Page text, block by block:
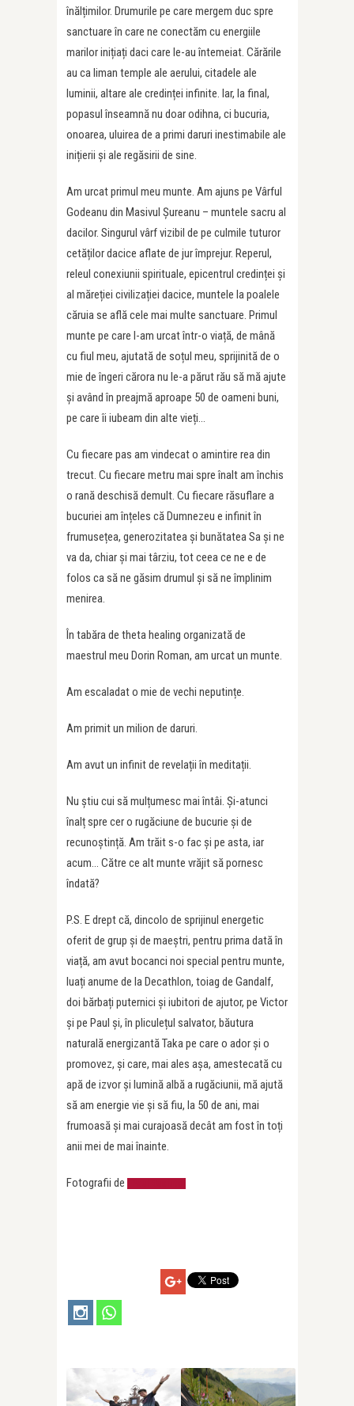
înălțimilor. Drumurile pe care mergem duc spre
sanctuare în care ne conectăm cu energiile
marilor inițiați daci care le-au întemeiat. Cărările
au ca liman temple ale aerului, citadele ale
luminii, altare ale credinței infinite. Iar, la final,
popasul înseamnă nu doar odihna, ci bucuria,
onoarea, uluirea de a primi daruri inestimabile ale
inițierii și ale regăsirii de sine.
Am urcat primul meu munte. Am ajuns pe Vârful
Godeanu din Masivul Șureanu – muntele sacru al
dacilor. Singurul vârf vizibil de pe culmile tuturor
cetăților dacice aflate de jur împrejur. Reperul,
releul conexiunii spirituale, epicentrul credinței și
al măreției civilizației dacice, muntele la poalele
căruia se află cele mai multe sanctuare. Primul
munte pe care l-am urcat într-o viață, de mână
cu fiul meu, ajutată de soțul meu, sprijinită de o
mie de îngeri cărora nu le-a părut rău să mă ajute
și având în preajmă aproape 50 de oameni buni,
pe care îi iubeam din alte vieți…
Cu fiecare pas am vindecat o amintire rea din
trecut. Cu fiecare metru mai spre înalt am închis
o rană deschisă demult. Cu fiecare răsuflare a
bucuriei am înțeles că Dumnezeu e infinit în
frumusețea, generozitatea și bunătatea Sa și ne
va da, chiar și mai târziu, tot ceea ce ne e de
folos ca să ne găsim drumul și să ne împlinim
menirea.
În tabăra de theta healing organizată de
maestrul meu Dorin Roman, am urcat un munte.
Am escaladat o mie de vechi neputințe.
Am primit un milion de daruri.
Am avut un infinit de revelații în meditații.
Nu știu cui să mulțumesc mai întâi. Și-atunci
înalț spre cer o rugăciune de bucurie și de
recunoștință. Am trăit s-o fac și pe asta, iar
acum… Către ce alt munte vrăjit să pornesc
îndată?
P.S. E drept că, dincolo de sprijinul energetic
oferit de grup și de maeștri, pentru prima dată în
viață, am avut bocanci noi special pentru munte,
luați anume de la Decathlon, toiag de Gandalf,
doi bărbați puternici și iubitori de ajutor, pe Victor
și pe Paul și, în pliculețul salvator, băutura
naturală energizantă Taka pe care o ador și o
promovez, și care, mai ales așa, amestecată cu
apă de izvor și lumină albă a rugăciunii, mă ajută
să am energie vie și să fiu, la 50 de ani, mai
frumoasă și mai curajoasă decât am fost în toți
anii mei de mai înainte.
Fotografii de